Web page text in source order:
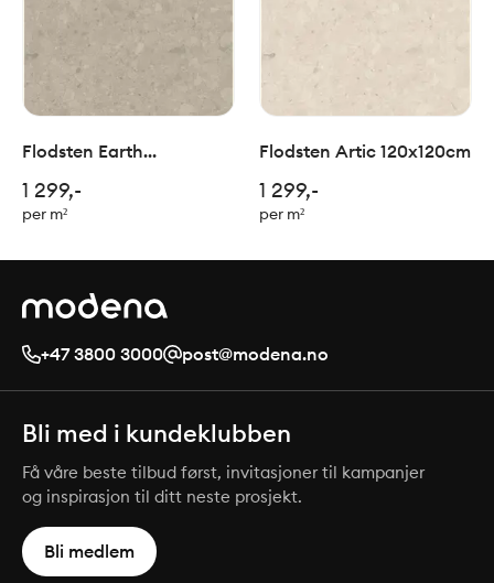
Flodsten Earth
1 299,-
per m²
Flodsten Artic 120x120cm
1 299,-
per m²
+47 3800 3000 post@modena.no
Bli med i kundeklubben
Få våre beste tilbud først, invitasjoner til kampanjer
og inspirasjon til ditt neste prosjekt.
Bli medlem